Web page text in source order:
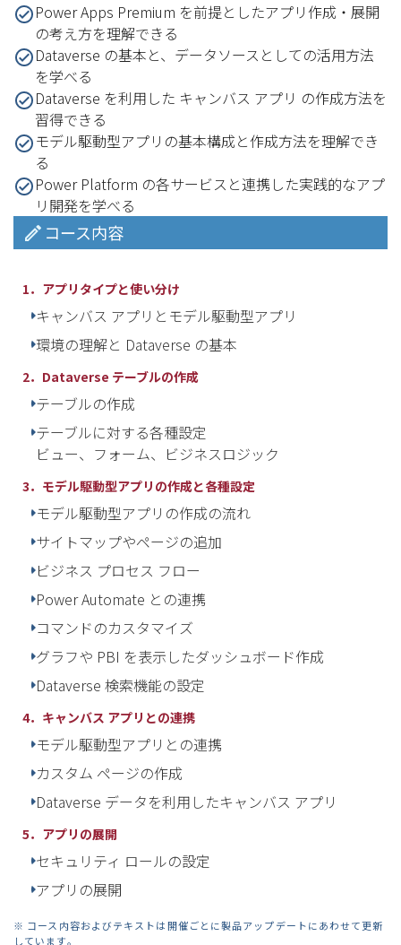
Power Apps Premium を前提としたアプリ作成・展開
の考え方を理解できる
Dataverse の基本と、データソースとしての活用方法
を学べる
Dataverse を利用した キャンバス アプリ の作成方法を
習得できる
モデル駆動型アプリの基本構成と作成方法を理解でき
る
Power Platform の各サービスと連携した実践的なアプ
リ開発を学べる
コース内容
1．アプリタイプと使い分け
キャンバス アプリとモデル駆動型アプリ
環境の理解と Dataverse の基本
2．Dataverse テーブルの作成
テーブルの作成
テーブルに対する各種設定
ビュー、フォーム、ビジネスロジック
3．モデル駆動型アプリの作成と各種設定
モデル駆動型アプリの作成の流れ
サイトマップやページの追加
ビジネス プロセス フロー
Power Automate との連携
コマンドのカスタマイズ
グラフや PBI を表示したダッシュボード作成
Dataverse 検索機能の設定
4．キャンバス アプリとの連携
モデル駆動型アプリとの連携
カスタム ページの作成
Dataverse データを利用したキャンバス アプリ
5．アプリの展開
セキュリティ ロールの設定
アプリの展開
※ コース内容およびテキストは開催ごとに製品アップデートにあわせて更新
しています。